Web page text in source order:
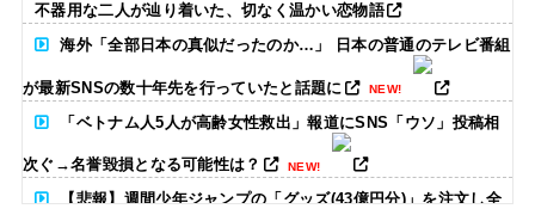
不器用な二人が辿り着いた、切なく温かい恋物語
海外「全部日本の真似だったのか…」 日本の普通のテレビ番組
が最新SNSの数十年先を行っていたと話題に NEW!
「ベトナム人5人が高齢女性救出」報道にSNS「ウソ」投稿相
次ぐ→名誉毀損となる可能性は？ NEW!
【悲報】週間少年ジャンプの「グッズ(43億円分)」を注文し全